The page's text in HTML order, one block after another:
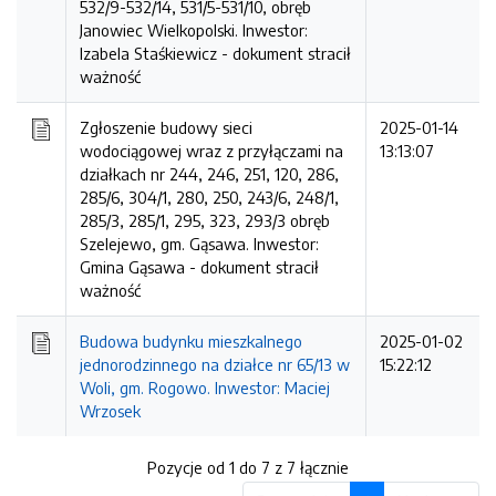
532/9-532/14, 531/5-531/10, obręb
Janowiec Wielkopolski. Inwestor:
Izabela Staśkiewicz - dokument stracił
ważność
Zgłoszenie budowy sieci
wodociągowej wraz z przyłączami na
działkach nr 244, 246, 251, 120, 286,
285/6, 304/1, 280, 250, 243/6, 248/1,
285/3, 285/1, 295, 323, 293/3 obręb
Szelejewo, gm. Gąsawa. Inwestor:
Gmina Gąsawa - dokument stracił
ważność
2025-01-14
13:13:07
Budowa budynku mieszkalnego
jednorodzinnego na działce nr 65/13 w
Woli, gm. Rogowo. Inwestor: Maciej
Wrzosek
2025-01-02
15:22:12
Pozycje od 1 do 7 z 7 łącznie